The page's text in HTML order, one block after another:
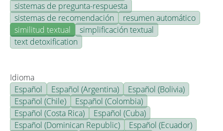
sistemas de pregunta-respuesta
sistemas de recomendación
resumen automático
similitud textual
simplificación textual
text detoxification
Idioma
Español
Español (Argentina)
Español (Bolivia)
Español (Chile)
Español (Colombia)
Español (Costa Rica)
Español (Cuba)
Español (Dominican Republic)
Español (Ecuador)